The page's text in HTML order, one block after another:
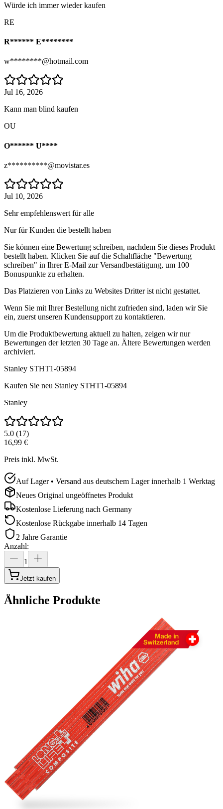
Würde ich immer wieder kaufen
RE
R****** E********
w********@hotmail.com
Jul 16, 2026
Kann man blind kaufen
OU
O****** U****
z**********@movistar.es
Jul 10, 2026
Sehr empfehlenswert für alle
Nur für Kunden die bestellt haben
Sie können eine Bewertung schreiben, nachdem Sie dieses Produkt
bestellt haben. Klicken Sie auf die Schaltfläche "Bewertung
schreiben" in Ihrer E-Mail zur Versandbestätigung, um 100
Bonuspunkte zu erhalten.
Das Platzieren von Links zu Websites Dritter ist nicht gestattet.
Wenn Sie mit Ihrer Bestellung nicht zufrieden sind, laden wir Sie
ein, zuerst unseren Kundensupport zu kontaktieren.
Um die Produktbewertung aktuell zu halten, zeigen wir nur
Bewertungen der letzten 30 Tage an. Ältere Bewertungen werden
archiviert.
Stanley STHT1-05894
Kaufen Sie neu Stanley STHT1-05894
Stanley
5.0 (17)
16,99 €
Preis inkl. MwSt.
Auf Lager • Versand aus deutschem Lager innerhalb 1 Werktag
Neues Original ungeöffnetes Produkt
Kostenlose Lieferung nach Germany
Kostenlose Rückgabe innerhalb 14 Tagen
2 Jahre Garantie
Anzahl:
1
Jetzt kaufen
Ähnliche Produkte